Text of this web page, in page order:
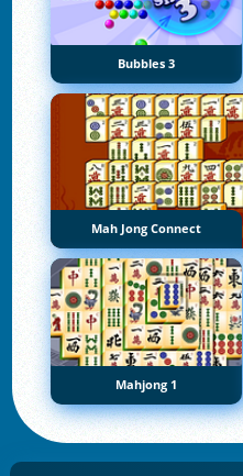
Bubbles 3
Mah Jong Connect
Mahjong 1